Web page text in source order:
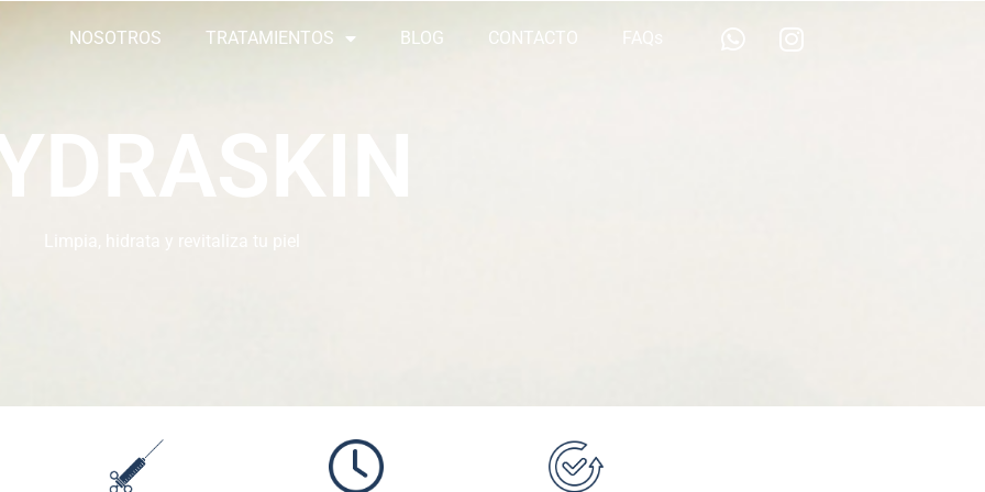
NOSOTROS TRATAMIENTOS BLOG CONTACTO FAQs
Limpia, hidrata y revitaliza tu piel